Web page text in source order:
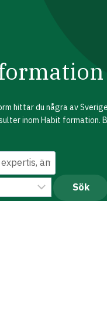
hittar du några av
inom Habit formation.